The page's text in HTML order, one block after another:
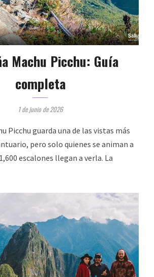
Machu Picchu: Guía
completa
1 de junio de 2026
Picchu guarda una de las vistas más
pero solo quienes se animan a
escalones llegan a verla. La